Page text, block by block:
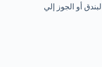
أو الجوز إلي